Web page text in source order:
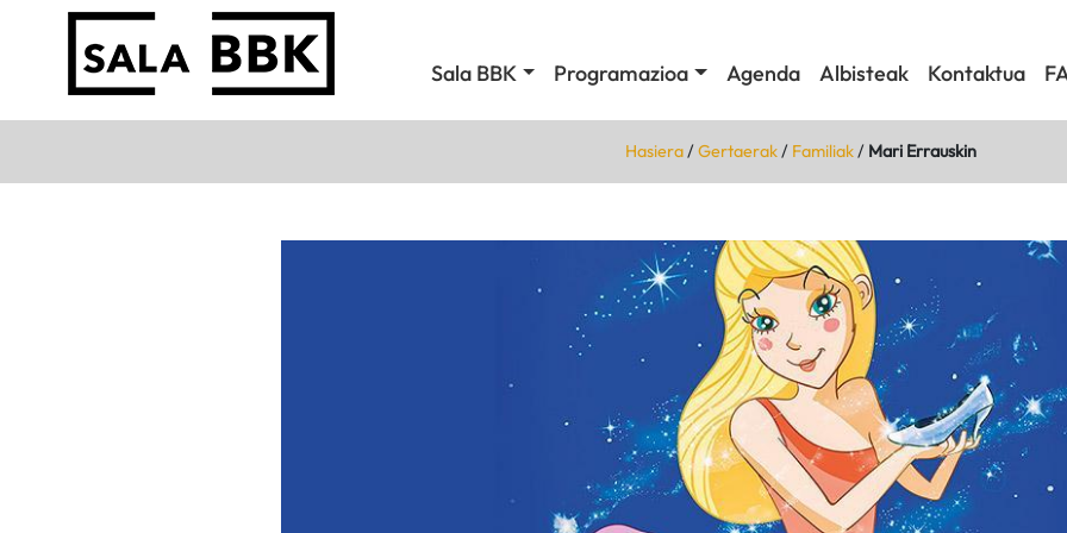
Sala BBK Programazioa Agenda Albisteak Kontaktua
Hasiera/Gertaerak/ Familiak/ Mari Errauskin